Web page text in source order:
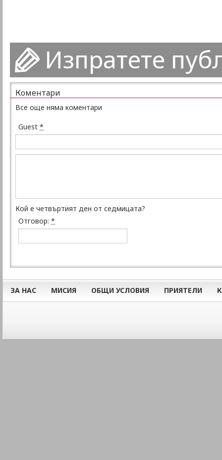
Изпратете
Коментари
Все още няма коментари
Guest *
Кой е четвъртият ден от седмицата?
Отговор: *
ЗА НАС МИСИЯ ОБЩИ УСЛОВИЯ ПРИЯТЕЛИ